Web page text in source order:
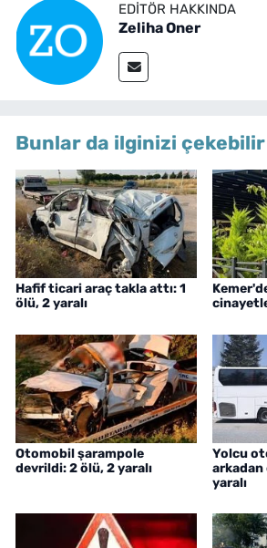
EDITÖR HAKKINDA
Zeliha Oner
Bunlar da ilginizi çekebilir
Hafif ticari araç takla attı: 1
ölü, 2 yaralı
Otomobil şarampole
devrildi: 2 ölü, 2 yaralı
Yolcu
arkadan
yaralı